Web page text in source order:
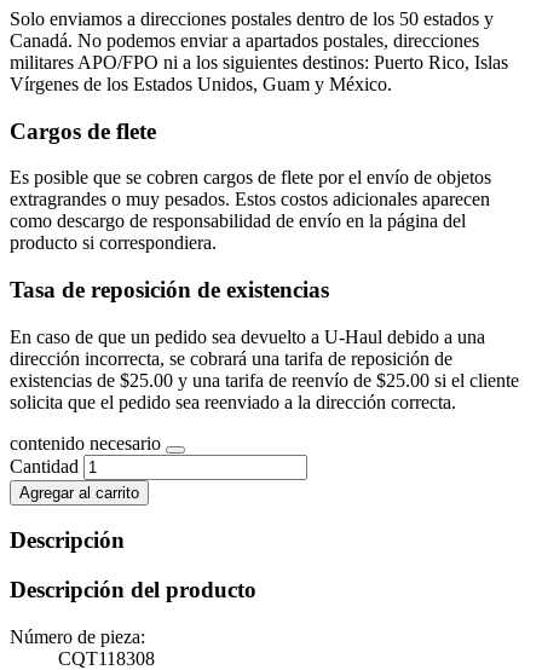
Solo enviamos a direcciones postales dentro de los 50 estados y
Canadá. No podemos enviar a apartados postales, direcciones
militares APO/FPO ni a los siguientes destinos: Puerto Rico, Islas
Vírgenes de los Estados Unidos, Guam y México.
Cargos de flete
Es posible que se cobren cargos de flete por el envío de objetos
extragrandes o muy pesados. Estos costos adicionales aparecen
como descargo de responsabilidad de envío en la página del
producto si correspondiera.
Tasa de reposición de existencias
En caso de que un pedido sea devuelto a U-Haul debido a una
dirección incorrecta, se cobrará una tarifa de reposición de
existencias de $25.00 y una tarifa de reenvío de $25.00 si el cliente
solicita que el pedido sea reenviado a la dirección correcta.
contenido necesario
Cantidad
Agregar al carrito
Descripción
Descripción del producto
Número de pieza:
CQT118308